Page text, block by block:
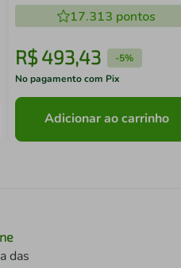
17.313 pontos
R$ 493,43 -5%
No pagamento com Pix
Adicionar ao carrinho
das